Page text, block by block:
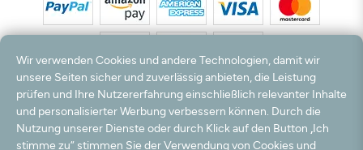
*Alle Preise inkl. MwSt. und zzgl. Versandkosten. **Kostenloser Versand und Rückversand
nur innerhalb Deutschlands und Österreichs.
Hinweis:Wir nutzen Ihre E-Mail Adresse für werbliche Zwecke, die jederzeit widerrufen
werden können. Ihre Daten werden nicht an Dritte weitergegeben.
Wir verwenden Cookies und andere Technologien, damit wir
unsere Seiten sicher und zuverlässig anbieten, die Leistung
prüfen und Ihre Nutzererfahrung einschließlich relevanter Inhalte
und personalisierter Werbung verbessern können. Durch die
Nutzung unserer Dienste oder durch Klick auf den Button „Ich
stimme zu“ stimmen Sie der Verwendung von Cookies und